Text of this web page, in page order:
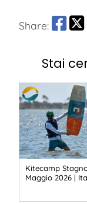
Share:
Stai
Kitecamp
Maggio 2026 |